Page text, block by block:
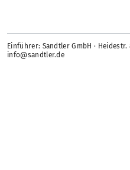
Einführer: Sandtler GmbH ·
info@sandtler.de